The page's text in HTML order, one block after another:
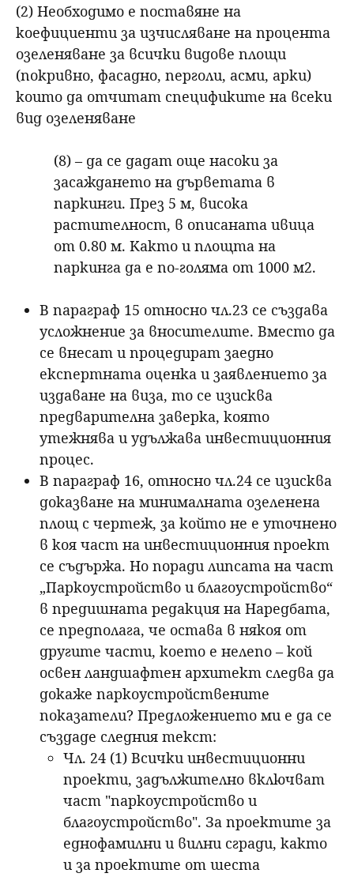
(2) Необходимо е поставяне на
коефициенти за изчисляване на процента
озеленяване за всички видове площи
(покривно, фасадно, перголи, асми, арки)
които да отчитат спецификите на всеки
вид озеленяване
(8) – да се дадат още насоки за
засаждането на дърветата в
паркинги. През 5 м, висока
растителност, в описаната ивица
от 0.80 м. Както и площта на
паркинга да е по-голяма от 1000 м2.
В параграф 15 относно чл.23 се създава
усложнение за вносителите. Вместо да
се внесат и процедират заедно
експертната оценка и заявлението за
издаване на виза, то се изисква
предварителна заверка, която
утежнява и удължава инвестиционния
процес.
В параграф 16, относно чл.24 се изисква
доказване на минималната озеленена
площ с чертеж, за който не е уточнено
в коя част на инвестиционния проект
се съдържа. Но поради липсата на част
„Паркоустройство и благоустройство“
в предишната редакция на Наредбата,
се предполага, че остава в някоя от
другите части, което е нелепо – кой
освен ландшафтен архитект следва да
докаже паркоустройствените
показатели? Предложението ми е да се
създаде следния текст:
Чл. 24 (1) Всички инвестиционни
проекти, задължително включват
част "паркоустройство и
благоустройство". За проектите за
еднофамилни и вилни сгради, както
и за проектите от шеста